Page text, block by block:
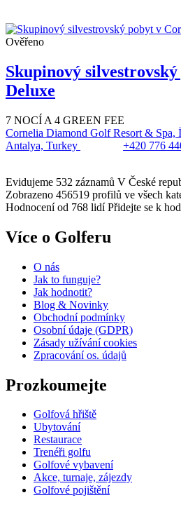
Ověřeno
Skupinový
Deluxe
7 NOCÍ A 4 GREEN FEE
Cornelia Diamond Golf Resort & Spa,
Antalya, Turkey
+420 776
Evidujeme 532 záznamů V České
Zobrazeno 456519 profilů ve všech
Hodnocení od 768 lidí Přidejte se k
Více o Golferu
O nás
Jak to funguje?
Jak hodnotit?
Blog & Novinky
Obchodní podmínky
Osobní údaje (GDPR)
Zásady užívání cookies
Zpracování os. údajů​
Prozkoumejte
Golfová hřiště
Ubytování
Restaurace
Trenéři golfu
Golfové vybavení
Akce, turnaje, zájezdy
Golfové pojištění